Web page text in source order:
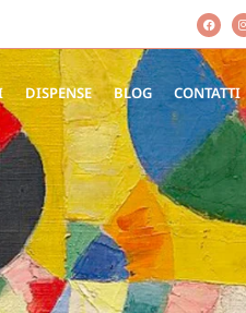
DISPENSE BLOG CONTATTI